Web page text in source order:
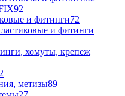
92
и фитинги72
и фитинги
хомуты, крепеж
метизы89